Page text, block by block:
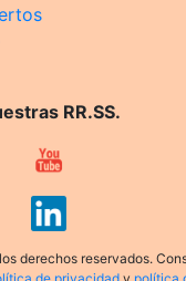
RR.SS.
derechos reservados.